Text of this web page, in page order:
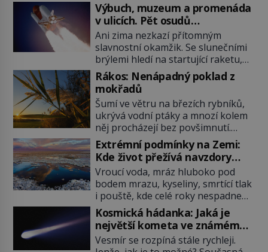
Výbuch, muzeum a promenáda
v ulicích. Pět osudů
nejslavnějších raketoplánů
Ani zima nezkazí přítomným
slavnostní okamžik. Se slunečními
brýlemi hledí na startující raketu,
která má do vesmíru vynést kromě
posádky také obyčejnou učitelku.
Po několika sekundách všem
ztuhnou úsměvy, stroj totiž
exploduje. Jejich konstrukce není
z levného kraje, daňové poplatníky
stojí miliardy dolarů. Na druhou
stranu zvládnou jen představitelné
věci. Na malé kousky Název:
Columbia První […]
Rákos: Nenápadný poklad z
mokřadů
Šumí ve větru na březích rybníků,
ukrývá vodní ptáky a mnozí kolem
něj procházejí bez povšimnutí.
Přesto právě rákos pomáhal stavět
domy, vyrábět lodě, zapisovat první
texty a inspiroval řadu pověstí.
Tato skromná, ale užitečná
rostlina provází člověka už tisíce
let. Většina lidí vnímá rákos jen jako
obyčejnou kulisu letního koupání.
Stačí se však podívat […]
Extrémní podmínky na Zemi:
Kde život přežívá navzdory
všemu
Vroucí voda, mráz hluboko pod
bodem mrazu, kyseliny, smrtící tlak
i pouště, kde celé roky nespadne
jediná kapka deště. Na první
pohled místa, kde nemůže
existovat vůbec nic. Přesto právě
tady vědci objevují organismy,
Kosmická hádanka: Jaká je
největší kometa ve známém
vesmíru?
Vesmír se rozpíná stále rychleji.